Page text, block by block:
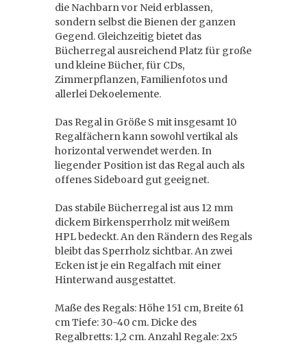
die Nachbarn vor Neid erblassen,
sondern selbst die Bienen der ganzen
Gegend. Gleichzeitig bietet das
Bücherregal ausreichend Platz für große
und kleine Bücher, für CDs,
Zimmerpflanzen, Familienfotos und
allerlei Dekoelemente.
Das Regal in Größe S mit insgesamt 10
Regalfächern kann sowohl vertikal als
horizontal verwendet werden. In
liegender Position ist das Regal auch als
offenes Sideboard gut geeignet.
Das stabile Bücherregal ist aus 12 mm
dickem Birkensperrholz mit weißem
HPL bedeckt. An den Rändern des Regals
bleibt das Sperrholz sichtbar. An zwei
Ecken ist je ein Regalfach mit einer
Hinterwand ausgestattet.
Maße des Regals: Höhe 151 cm, Breite 61
cm Tiefe: 30-40 cm. Dicke des
Regalbretts: 1,2 cm. Anzahl Regale: 2x5